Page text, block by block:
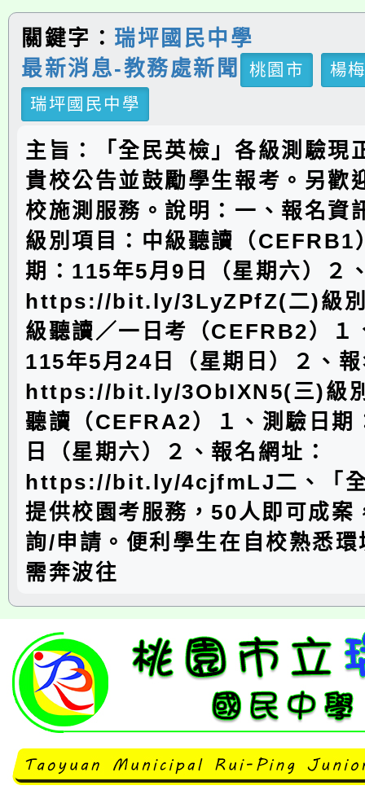
關鍵字： 瑞坪國民中學
最新消息-教務處新聞
桃園市
楊
瑞坪國民中學
主旨：「全民英檢」各級測驗現
貴校公告並鼓勵學生報考。另歡
校施測服務。說明：一、報名資
級別項目：中級聽讀（CEFRB1
期：115年5月9日（星期六）２
https://bit.ly/3LyZPfZ(二)級別
級聽讀／一日考（CEFRB2）１
115年5月24日（星期日）２、
https://bit.ly/3ObIXN5(三)級
聽讀（CEFRA2）１、測驗日期
日（星期六）２、報名網址：
https://bit.ly/4cjfmLJ二、「全
提供校園考服務，50人即可成案
詢/申請。便利學生在自校熟悉
需奔波往